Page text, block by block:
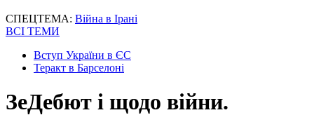
СПЕЦТЕМА: Війна в Ірані
ВСІ ТЕМИ
Вступ України в ЄС
Теракт в Барселоні
ЗеДебют і щодо війни.